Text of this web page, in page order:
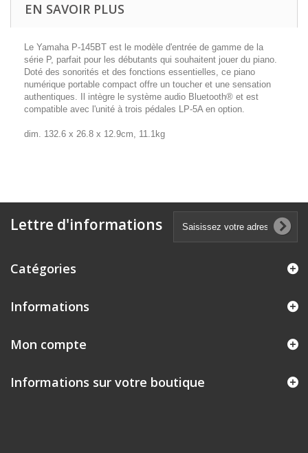
EN SAVOIR PLUS
Le Yamaha P-145BT est le modèle d'entrée de gamme de la
série P, parfait pour les débutants qui souhaitent jouer du piano.
Doté des sonorités et des fonctions essentielles, ce piano
numérique portable compact offre un toucher et une sensation
authentiques. Il intègre le système audio Bluetooth® et est
compatible avec l'unité à trois pédales LP-5A en option.
dim. 132.6 x 26.8 x 12.9cm, 11.1kg
Lettre d'informations
Catégories
Informations
Mon compte
Informations sur votre boutique